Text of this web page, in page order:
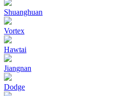
Shuanghuan
Vortex
Hawtai
Jiangnan
Dodge